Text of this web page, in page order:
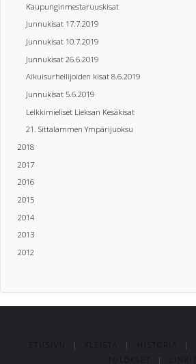
Kaupunginmestaruuskisat
Junnukisat 17.7.2019
Junnukisat 10.7.2019
Junnukisat 26.6.2019
Aikuisurheilijoiden kisat 8.6.2019
Junnukisat 5.6.2019
Leikkimieliset Lieksan Kesäkisat
21. Sittalammen Ympärijuoksu
2018
2017
2016
2015
2014
2013
2012
ETUSIVU | YLEISTÄ | HISTORIA |
TULOKSET
| LINKIT